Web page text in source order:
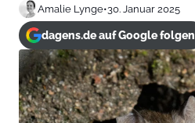
Amalie Lynge•30. Januar 2025
dagens.de auf Google folgen